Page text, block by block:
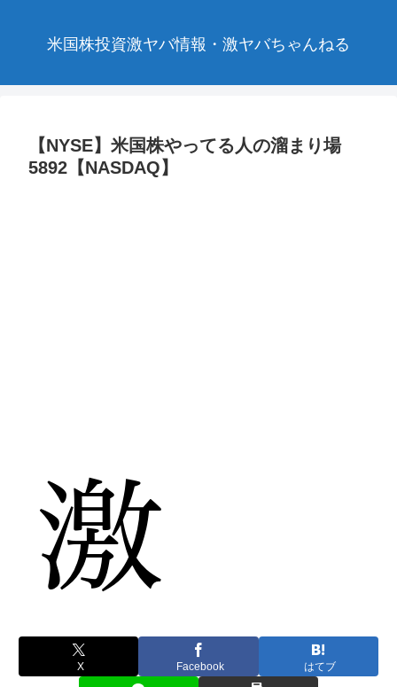
米国株投資激ヤバ情報・激ヤバちゃんねる
【NYSE】米国株やってる人の溜まり場
5892【NASDAQ】
X Facebook はてブ